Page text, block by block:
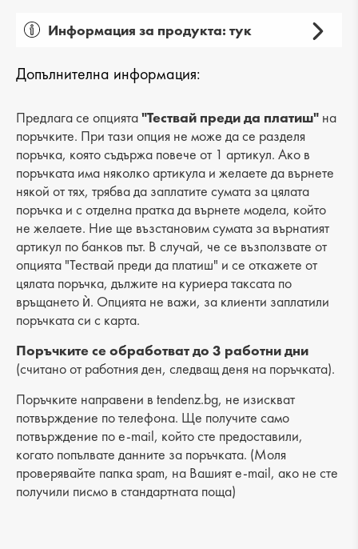
Информация за продукта: тук
Категория: чанта
Вид на продукта: ежедневна
Лицев материал: еко кожа
Хастар: текстил
Ширина: 34 cm
Височина: 29 cm
Дъно: 10 cm
Брой отделения: 1
Малък джоб: 5
Външен джоб: 1
Дръжка: дълга
Допълнителна информация:
Предлага се опцията"Тествай преди да платиш" на
поръчките. При тази опция не може да се разделя
поръчка, която съдържа повече от 1 артикул. Ако в
поръчката има няколко артикула и желаете да върнете
някой от тях, трябва да заплатите сумата за цялата
поръчка и с отделна пратка да върнете модела, който
не желаете. Ние ще възстановим сумата за върнатият
артикул по банков път. В случай, че се възползвате от
опцията "Тествай преди да платиш" и се откажете от
цялата поръчка, дължите на куриера таксата по
връщането ѝ. Опцията не важи, за клиенти заплатили
поръчката си с карта.
Поръчките се обработват до 3 работни дни
(считано от работния ден, следващ деня на поръчката).
Поръчките направени в tendenz.bg, не изискват
потвърждение по телефона. Ще получите само
потвърждение по e-mail, който сте предоставили,
когато попълвате данните за поръчката. (Моля
проверявайте папка spam, на Вашият e-mail, ако не сте
получили писмо в стандартната поща)